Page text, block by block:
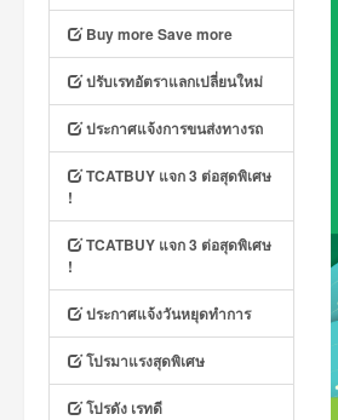
Buy more Save more
ปรับเรทอัตราแลกเปลี่ยนใหม่
ประกาศแจ้งการขนส่งทางรถ
TCATBUY แจก 3 ต่อสุดพิเศษ
!
TCATBUY แจก 3 ต่อสุดพิเศษ
!
ประกาศแจ้งวันหยุดทำการ
โปรมาแรงสุดพิเศษ
โปรดัง เรทดี